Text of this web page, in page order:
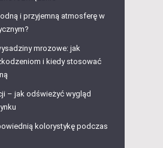
i przyjemną atmosferę w
mrozowe: jak
i kiedy stosować
– jak odświeżyć wygląd
kolorystykę podczas